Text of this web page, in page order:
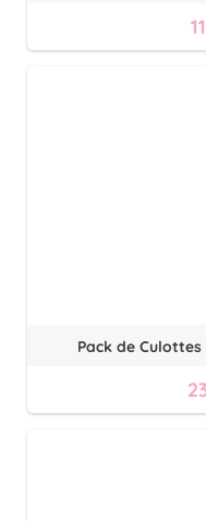
Pack de